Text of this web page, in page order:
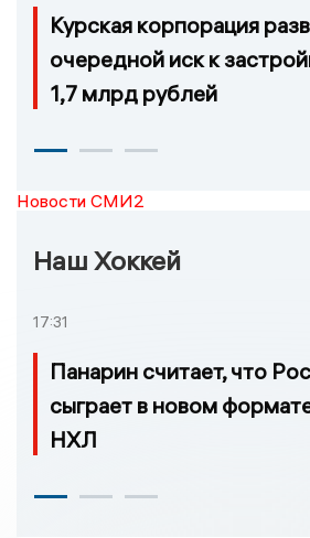
Курская корпорация
очередной иск к
1,7 млрд рублей
Новости СМИ2
Наш Хоккей
17:31
Панарин считает, что
сыграет в новом
НХЛ